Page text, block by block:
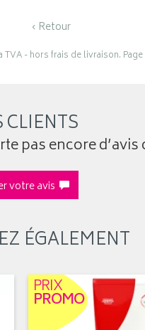
‹ Retour
- hors frais de livraison.
pas encore d’avis
votre avis
ÉGALEMENT
PRIX
PROMO